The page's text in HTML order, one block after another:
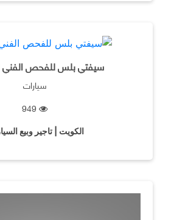
سيفتي بلس للفحص الفني
سيارات
الكويت | تاجير وبيع